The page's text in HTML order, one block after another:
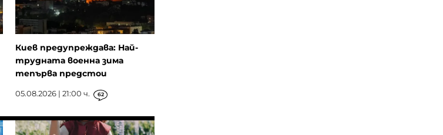
Киев предупреждава: Най-
трудната военна зима
тепърва предстои
05.08.2026 | 21:00 ч. 62